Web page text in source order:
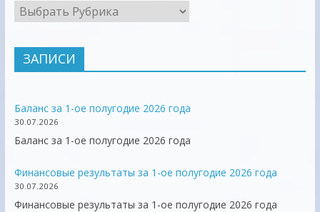
ЗАПИСИ
Баланс за 1-ое полугодие 2026 года
30.07.2026
Баланс за 1-ое полугодие 2026 года
Финансовые результаты за 1-ое полугодие 2026 года
30.07.2026
Финансовые результаты за 1-ое полугодие 2026 года